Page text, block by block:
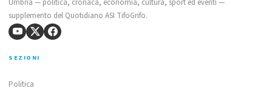
supplemento del Quotidiano ASI TifoGrifo.
SEZIONI
Politica